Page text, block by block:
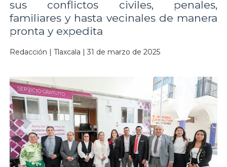
sus conflictos civiles, penales,
familiares y hasta vecinales de manera
pronta y expedita
Redacción | Tlaxcala | 31 de marzo de 2025